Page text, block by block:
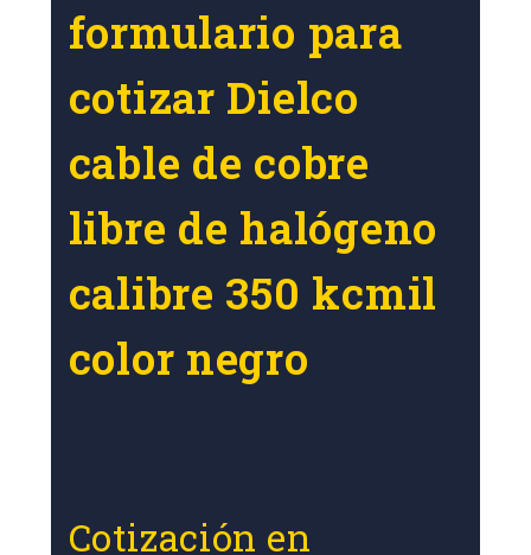
formulario para
cotizar Dielco
cable de cobre
libre de halógeno
calibre 350 kcmil
color negro
Cotización en